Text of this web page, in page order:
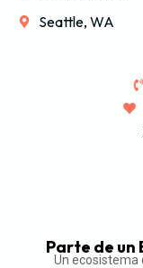
Seattle, WA
Parte de un
Un ecosistema